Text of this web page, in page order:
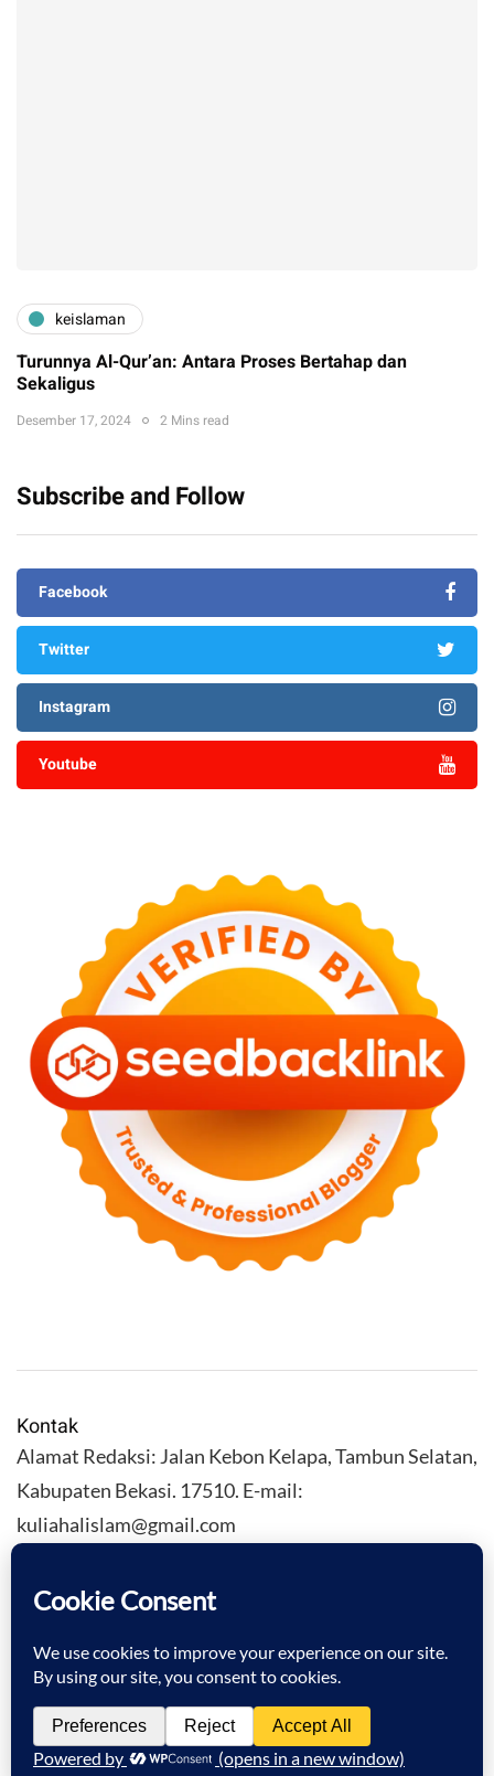
keislaman
Turunnya Al-Qur’an: Antara Proses Bertahap dan
Sekaligus
Desember 17, 2024 2 Mins read
Subscribe and Follow
Facebook
Twitter
Instagram
Youtube
Kontak
Alamat Redaksi: Jalan Kebon Kelapa, Tambun Selatan,
Kabupaten Bekasi. 17510. E-mail:
kuliahalislam@gmail.com
KULIAHALISLAM.COM Copyright (C) 2026